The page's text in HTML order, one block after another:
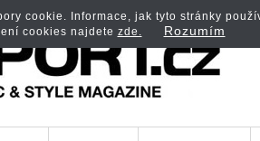
cookie. Informace, jak tyto stránky
cookies najdete zde. Rozumím